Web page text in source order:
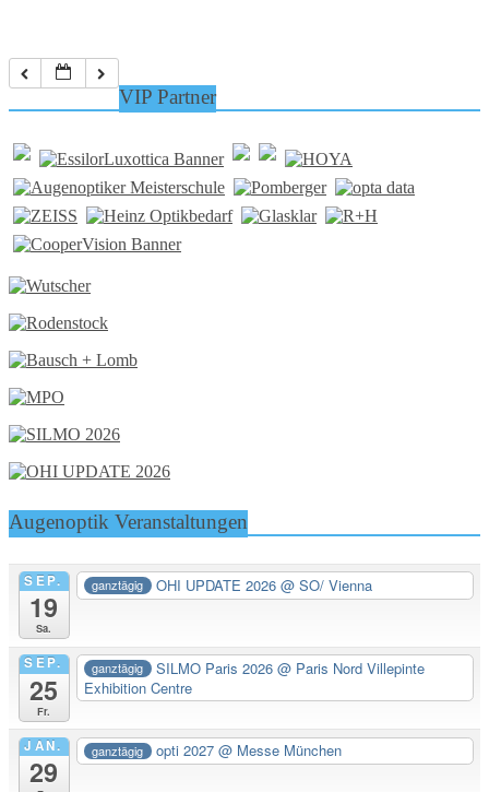
VIP Partner
Augenoptik Veranstaltungen
SEP.
19
Sa.
ganztägig OHI UPDATE 2026@ SO/ Vienna
SEP.
25
Fr.
ganztägig SILMO Paris 2026@ Paris Nord Villepinte
Exhibition Centre
JAN.
29
ganztägig opti 2027@ Messe München